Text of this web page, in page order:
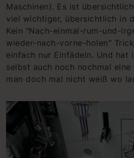
Maschinen). Es ist
viel wichtiger, übersichtlich in
Kein "Nach-einmal-rum-und-
wieder-nach-vorne-holen"
einfach nur Einfädeln. Und hat
selbst auch noch nochmal
man doch mal nicht weiß wo